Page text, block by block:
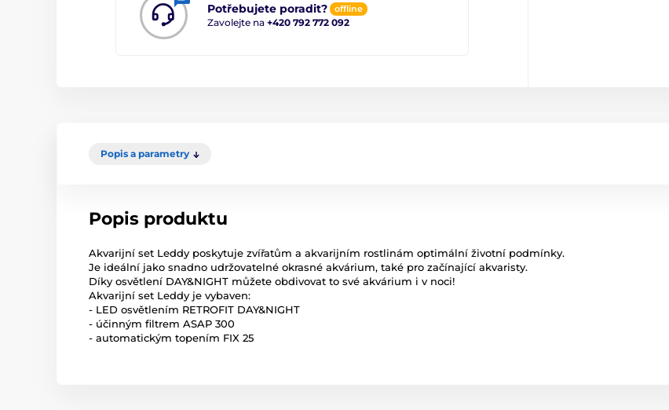
Potřebujete poradit? offline
Zavolejte na +420 792 772 092
Popis a parametry
Popis produktu
Akvarijní set Leddy poskytuje zvířatům a akvarijním rostlinám optimální životní podmínky.
Je ideální jako snadno udržovatelné okrasné akvárium, také pro začínající akvaristy.
Díky osvětlení DAY&NIGHT můžete obdivovat to své akvárium i v noci!
Akvarijní set Leddy je vybaven:
- LED osvětlením RETROFIT DAY&NIGHT
- účinným filtrem ASAP 300
- automatickým topením FIX 25